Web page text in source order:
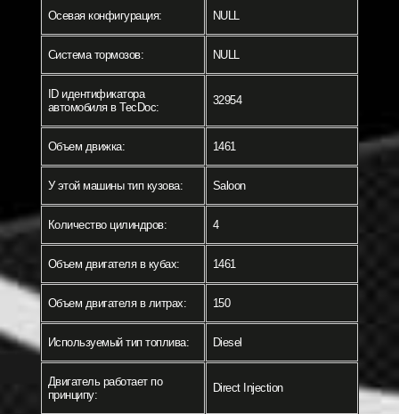
Осевая конфигурация: NULL
Система тормозов: NULL
ID идентификатора
автомобиля в TecDoc:
32954
Объем движка: 1461
У этой машины тип кузова: Saloon
Количество цилиндров: 4
Объем двигателя в кубах: 1461
Объем двигателя в литрах: 150
Используемый тип топлива: Diesel
Двигатель работает по
принципу:
Direct Injection